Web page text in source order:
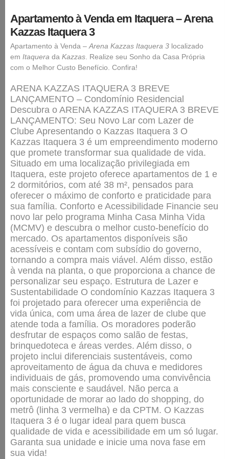
Apartamento à Venda em Itaquera – Arena
Kazzas Itaquera 3
Apartamento à Venda – Arena Kazzas Itaquera 3 localizado
em Itaquera da Kazzas . Realize seu Sonho da Casa Própria
com o Melhor Custo Benefício. Confira!
ARENA KAZZAS ITAQUERA 3 BREVE
LANÇAMENTO – Condomínio Residencial
Descubra o ARENA KAZZAS ITAQUERA 3 BREVE
LANÇAMENTO: Seu Novo Lar com Lazer de
Clube Apresentando o Kazzas Itaquera 3 O
Kazzas Itaquera 3 é um empreendimento moderno
que promete transformar sua qualidade de vida.
Situado em uma localização privilegiada em
Itaquera, este projeto oferece apartamentos de 1 e
2 dormitórios, com até 38 m², pensados para
oferecer o máximo de conforto e praticidade para
sua família. Conforto e Acessibilidade Financie seu
novo lar pelo programa Minha Casa Minha Vida
(MCMV) e descubra o melhor custo-benefício do
mercado. Os apartamentos disponíveis são
acessíveis e contam com subsídio do governo,
tornando a compra mais viável. Além disso, estão
à venda na planta, o que proporciona a chance de
personalizar seu espaço. Estrutura de Lazer e
Sustentabilidade O condomínio Kazzas Itaquera 3
foi projetado para oferecer uma experiência de
vida única, com uma área de lazer de clube que
atende toda a família. Os moradores poderão
desfrutar de espaços como salão de festas,
brinquedoteca e áreas verdes. Além disso, o
projeto inclui diferenciais sustentáveis, como
aproveitamento de água da chuva e medidores
individuais de gás, promovendo uma convivência
mais consciente e saudável. Não perca a
oportunidade de morar ao lado do shopping, do
metrô (linha 3 vermelha) e da CPTM. O Kazzas
Itaquera 3 é o lugar ideal para quem busca
qualidade de vida e acessibilidade em um só lugar.
Garanta sua unidade e inicie uma nova fase em
sua vida!